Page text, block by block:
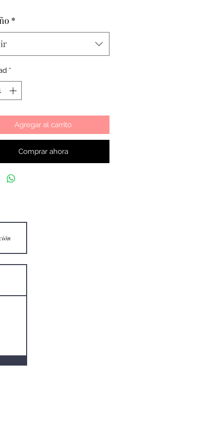
*
*
Agregar al carrito
Comprar ahora